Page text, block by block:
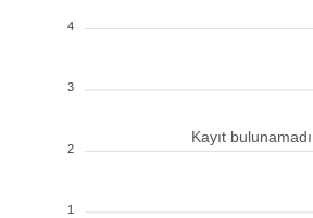
Kayıt bulunamadı
4
3
2
1